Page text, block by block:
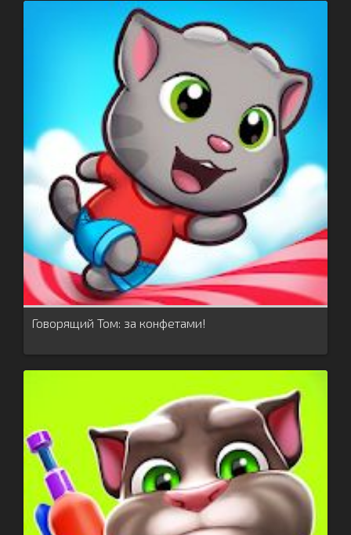
Говорящий Том: за конфетами!